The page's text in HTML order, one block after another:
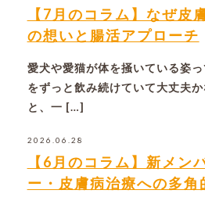
【7月のコラム】なぜ皮
の想いと腸活アプローチ
愛犬や愛猫が体を掻いている姿
をずっと飲み続けていて大丈夫
と、一 […]
2026.06.28
【6月のコラム】新メン
ー・皮膚病治療への多角